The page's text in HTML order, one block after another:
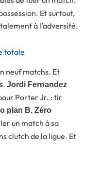
Et surtout,
à l’adversité.
totale
neuf matchs. Et
. Jordi Fernandez
Porter Jr. : tir
plan B. Zéro
un match à sa
clutch de la ligue. Et